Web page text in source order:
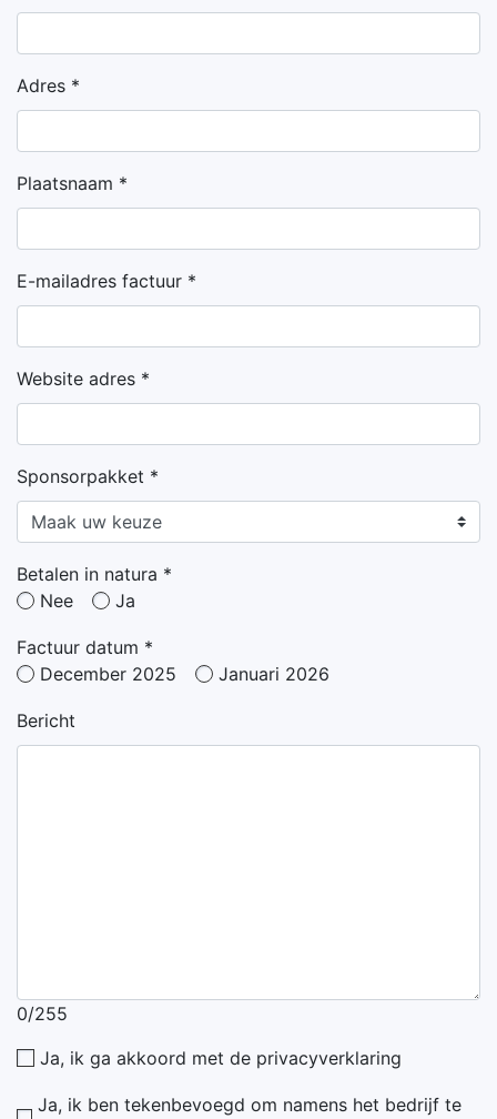
Adres *
Plaatsnaam *
E-mailadres factuur *
Website adres *
Sponsorpakket *
Betalen in natura *
Nee
Ja
Factuur datum *
December 2025
Januari 2026
Bericht
0/255
Ja, ik ga akkoord met de privacyverklaring
Ja, ik ben tekenbevoegd om namens het bedrijf te